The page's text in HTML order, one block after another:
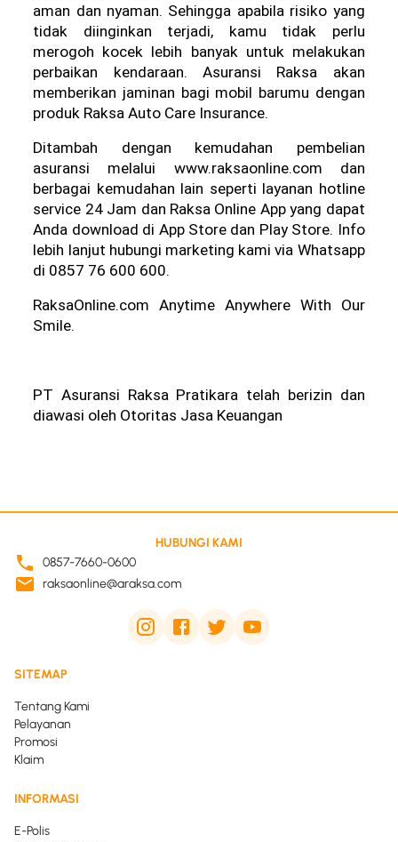
aman dan nyaman. Sehingga apabila risiko yang
tidak diinginkan terjadi, kamu tidak perlu
merogoh kocek lebih banyak untuk melakukan
perbaikan kendaraan. Asuransi Raksa akan
memberikan jaminan bagi mobil barumu dengan
produk Raksa Auto Care Insurance.
Ditambah dengan kemudahan pembelian
asuransi melalui www.raksaonline.com dan
berbagai kemudahan lain seperti layanan hotline
service 24 Jam dan Raksa Online App yang dapat
Anda download di App Store dan Play Store. Info
lebih lanjut hubungi marketing kami via Whatsapp
di 0857 76 600 600.
RaksaOnline.com Anytime Anywhere With Our
Smile.
PT Asuransi Raksa Pratikara telah berizin dan
diawasi oleh Otoritas Jasa Keuangan
HUBUNGI KAMI
0857-7660-0600
raksaonline@araksa.com
SITEMAP
Tentang Kami
Pelayanan
Promosi
Klaim
INFORMASI
E-Polis